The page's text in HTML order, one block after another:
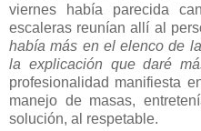
viernes había parecida
escaleras reunían allí al
había más en el elenco de
la explicación que daré
profesionalidad manifiesta
manejo de masas,
solución, al respetable.